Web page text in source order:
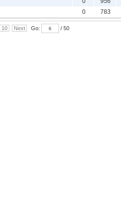
0 783
10 Next Go: / 50